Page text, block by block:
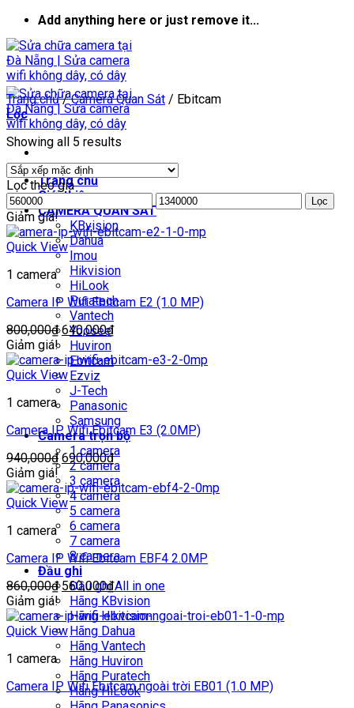
Skip
to
content
Add anything here or just remove it...
Trang chủ
Giới thiệu
CAMERA QUAN SÁT
KBvision
Dahua
Imou
Hikvision
HiLook
Puratech
Vantech
Yoosee
Huviron
Ebitcam
Ezviz
J-Tech
Panasonic
Samsung
Camera trọn bộ
1 camera
2 camera
3 camera
4 camera
5 camera
6 camera
7 camera
8 camera
Đầu ghi
Đầu ghi All in one
Hãng KBvision
Hãng Hikvision
Hãng Dahua
Hãng Vantech
Hãng Huviron
Hãng Puratech
Hãng HiLook
Trang chủ / Camera Quan Sát / Ebitcam
Lọc
Showing all 5 results
Lọc theo giá
Giá
tối
thiểu
Giá
tối
đa
Lọc
Giảm giá!
Quick View
1 camera
Camera IP Wifi Ebitcam E2 (1.0 MP)
800,000₫ Giá
gốc
là:
800,000₫.
640,000₫Giá
tại
Giảm giá!
Quick View
1 camera
Camera IP Wifi Ebitcam E3 (2.0MP)
940,000₫ Giá
gốc
là:
940,000₫.
690,000₫Giá
hiện
tại
là:
690,000₫.
Giảm giá!
Quick View
1 camera
Camera IP Wifi Ebitcam EBF4 2.0MP
860,000₫ Giá
gốc
là:
860,000₫.
560,000₫Giá
hiện
tại
là:
560,000₫.
Giảm giá!
Quick View
1 camera
Camera IP Wifi Ebitcam ngoài trời EB01 (1.0 MP)